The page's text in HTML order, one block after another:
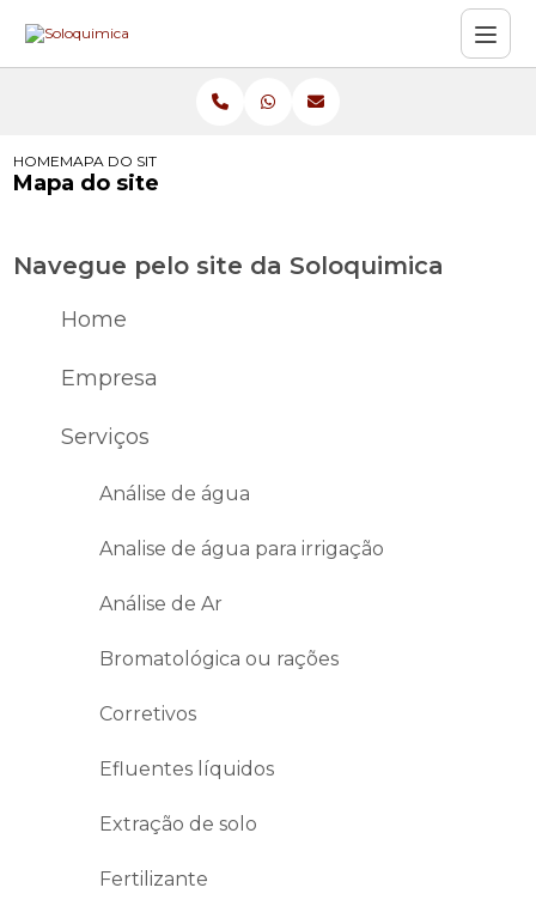
HOMEMAPA DO SITE
Mapa do site
Navegue pelo site da Soloquimica
Home
Empresa
Serviços
Análise de água
Analise de água para irrigação
Análise de Ar
Bromatológica ou rações
Corretivos
Efluentes líquidos
Extração de solo
Fertilizante